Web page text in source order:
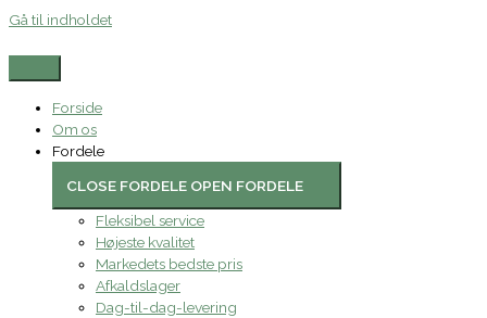
Gå til indholdet
Forside
Om os
Fordele
CLOSE FORDELE OPEN FORDELE
Fleksibel service
Højeste kvalitet
Markedets bedste pris
Afkaldslager
Dag-til-dag-levering